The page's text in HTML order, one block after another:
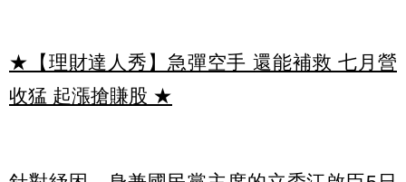
★【理財達人秀】急彈空手 還能補救 七月營
收猛 起漲搶賺股 ★